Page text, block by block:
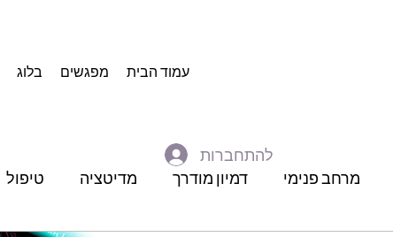
עמוד הבית מפגשים בלוג
מרחב פנימי דמיון מודרך מדיטציה טיפול
להתחברות